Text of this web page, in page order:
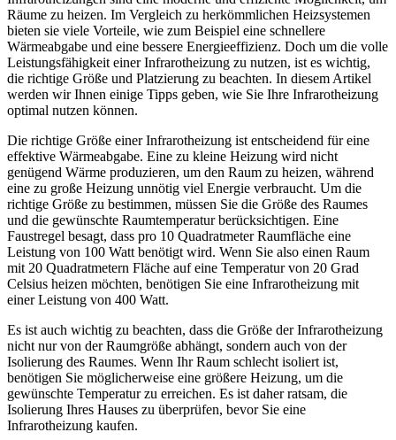
Räume zu heizen. Im Vergleich zu herkömmlichen Heizsystemen
bieten sie viele Vorteile, wie zum Beispiel eine schnellere
Wärmeabgabe und eine bessere Energieeffizienz. Doch um die volle
Leistungsfähigkeit einer Infrarotheizung zu nutzen, ist es wichtig,
die richtige Größe und Platzierung zu beachten. In diesem Artikel
werden wir Ihnen einige Tipps geben, wie Sie Ihre Infrarotheizung
optimal nutzen können.
Die richtige Größe einer Infrarotheizung ist entscheidend für eine
effektive Wärmeabgabe. Eine zu kleine Heizung wird nicht
genügend Wärme produzieren, um den Raum zu heizen, während
eine zu große Heizung unnötig viel Energie verbraucht. Um die
richtige Größe zu bestimmen, müssen Sie die Größe des Raumes
und die gewünschte Raumtemperatur berücksichtigen. Eine
Faustregel besagt, dass pro 10 Quadratmeter Raumfläche eine
Leistung von 100 Watt benötigt wird. Wenn Sie also einen Raum
mit 20 Quadratmetern Fläche auf eine Temperatur von 20 Grad
Celsius heizen möchten, benötigen Sie eine Infrarotheizung mit
einer Leistung von 400 Watt.
Es ist auch wichtig zu beachten, dass die Größe der Infrarotheizung
nicht nur von der Raumgröße abhängt, sondern auch von der
Isolierung des Raumes. Wenn Ihr Raum schlecht isoliert ist,
benötigen Sie möglicherweise eine größere Heizung, um die
gewünschte Temperatur zu erreichen. Es ist daher ratsam, die
Isolierung Ihres Hauses zu überprüfen, bevor Sie eine
Infrarotheizung kaufen.